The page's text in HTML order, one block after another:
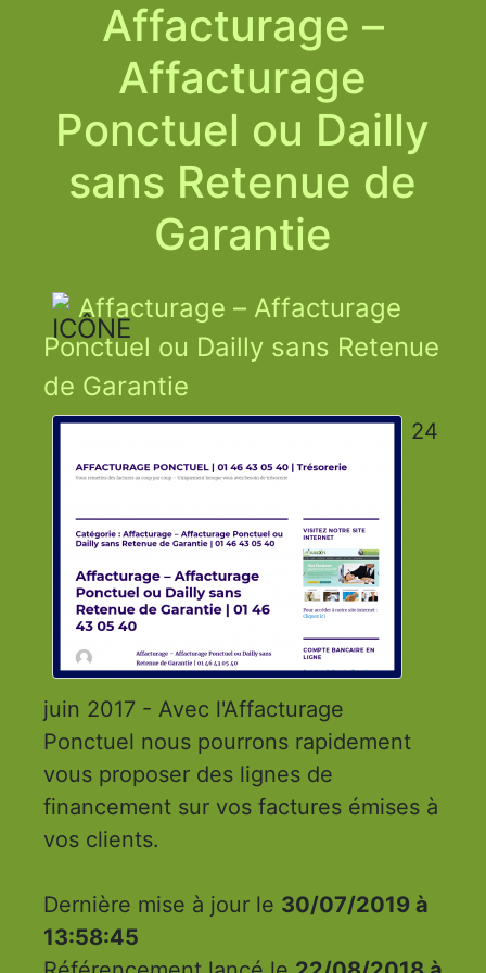
Affacturage –
Affacturage
Ponctuel ou Dailly
sans Retenue de
Garantie
Affacturage – Affacturage
Ponctuel ou Dailly sans Retenue
de Garantie
24
juin 2017 - Avec l'Affacturage
Ponctuel nous pourrons rapidement
vous proposer des lignes de
financement sur vos factures émises à
vos clients.
Dernière mise à jour le 30/07/2019 à
13:58:45